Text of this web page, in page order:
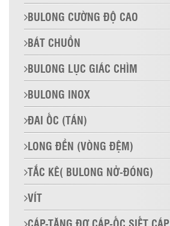
BULONG CƯỜNG ĐỘ CAO
BÁT CHUỒN
BULONG LỤC GIÁC CHÌM
BULONG INOX
ĐAI ỐC (TÁN)
LONG ĐỀN (VÒNG ĐỆM)
TẮC KÊ( BULONG NỞ-ĐÓNG)
VÍT